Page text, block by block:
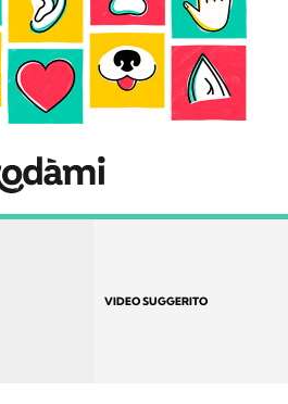
VIDEO SUGGERITO